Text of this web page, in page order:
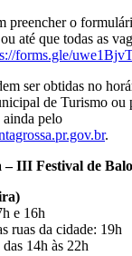
preencher o
até que todas as
forms.gle/
ser obtidas no
de Turismo
pelo
.
– III Festival de
e 16h
ruas da cidade: 19h
14h às 22h